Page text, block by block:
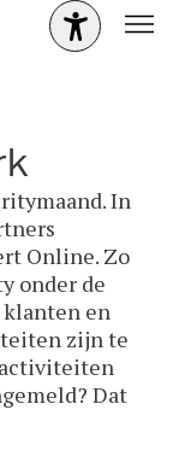
In
Online. Zo
onder de
klanten en
zijn te
activiteiten
Dat